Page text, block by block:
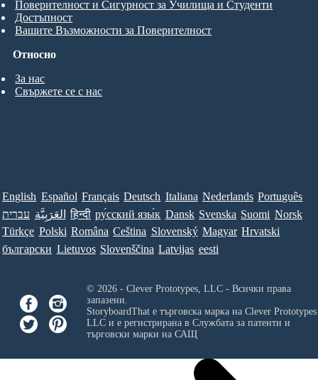
Относно
За нас
Свържете се с нас
Поверителност и Сигурност за Училища и Студенти
Достъпност
Вашите Възможности за Поверителност
English Español Français Deutsch Italiana Nederlands Português
עברית العَرَبِيَّة हिन्दी ру́сский язы́к Dansk Svenska Suomi Norsk
Türkçe Polski Româna Ceština Slovenský Magyar Hrvatski
български Lietuvos Slovenščina Latvijas eesti
© 2026 - Clever Prototypes, LLC - Всички права
запазени.
StoryboardThat е търговска марка на Clever
LLCи е регистрирана в Службата за патенти и
търговски марки на САЩ